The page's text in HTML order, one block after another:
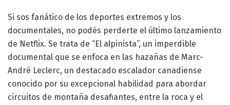
Si sos fanático de los deportes extremos y los
documentales, no podés perderte el último lanzamiento
de Netflix. Se trata de “El alpinista”, un imperdible
documental que se enfoca en las hazañas de Marc-
André Leclerc, un destacado escalador canadiense
conocido por su excepcional habilidad para abordar
circuitos de montaña desafiantes, entre la roca y el